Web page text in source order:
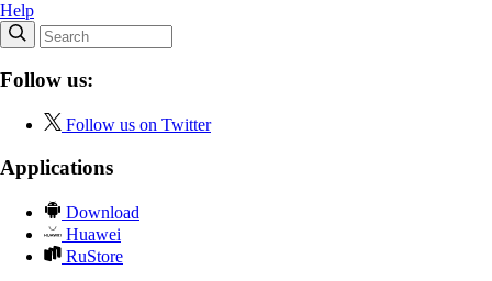
Help
Follow us:
Follow us on Twitter
Applications
Download
Huawei
RuStore